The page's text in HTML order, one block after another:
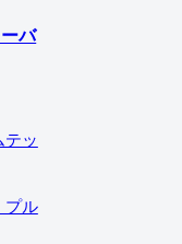
バ
テッ
プル